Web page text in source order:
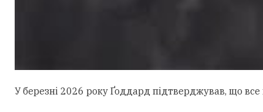
У березні 2026 року Ґоддард підтверджував, що все